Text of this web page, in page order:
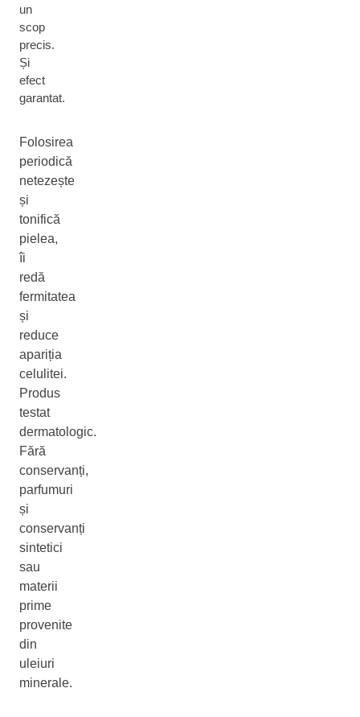
un
scop
precis.
Și
efect
garantat.
Folosirea
periodică
netezește
și
tonifică
pielea,
îi
redă
fermitatea
și
reduce
apariția
celulitei.
Produs
testat
dermatologic.
Fără
conservanți,
parfumuri
și
conservanți
sintetici
sau
materii
prime
provenite
din
uleiuri
minerale.